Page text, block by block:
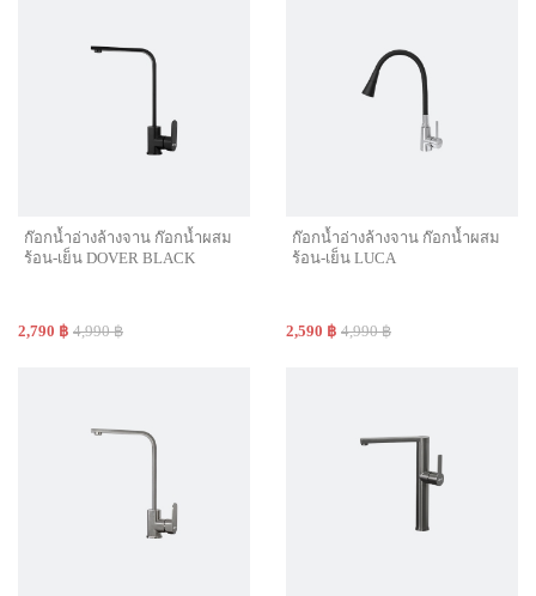
ก๊อกน้ำอ่างล้างจาน ก๊อกน้ำผสม
ร้อน-เย็น DOVER BLACK
2,790 ฿ 4,990 ฿
ก๊อกน้ำอ่างล้างจาน ก๊อกน้ำผสม
ร้อน-เย็น LUCA
2,590 ฿ 4,990 ฿